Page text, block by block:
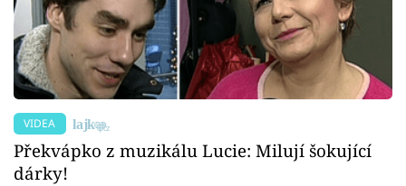
VIDEA
Překvápko z muzikálu Lucie: Milují šokující
dárky!